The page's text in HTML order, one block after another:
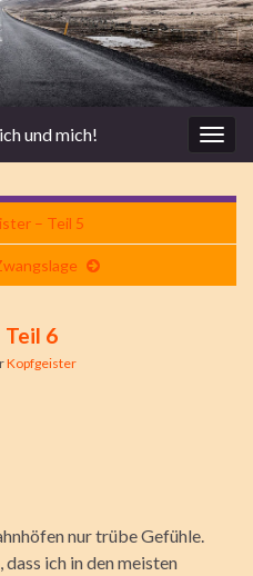
und mich!
– Teil 5
6
Kopfgeister
nur trübe Gefühle.
ich in den meisten